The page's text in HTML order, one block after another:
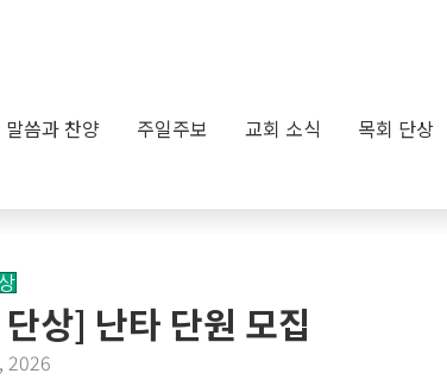
말씀과 찬양 주일주보 교회 소식 목회 단상
상] 난타 단원 모집
2026